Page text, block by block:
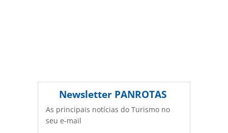
Newsletter PANROTAS
As principais notícias do Turismo no
seu e-mail